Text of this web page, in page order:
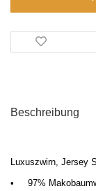
Beschreibung
Luxuszwirn, Jersey
•
97%